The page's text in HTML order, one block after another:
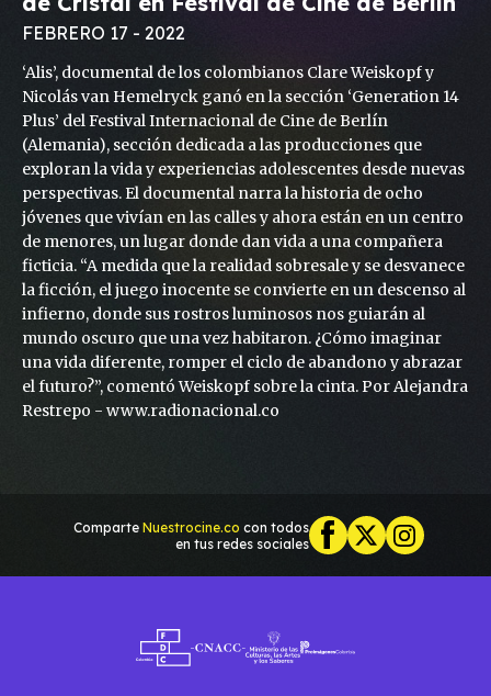
FEBRERO 17 - 2022
‘Alis’, documental de los colombianos Clare Weiskopf y
Nicolás van Hemelryck ganó en la sección ‘Generation 14
Plus’ del Festival Internacional de Cine de Berlín
(Alemania), sección dedicada a las producciones que
exploran la vida y experiencias adolescentes desde nuevas
perspectivas. El documental narra la historia de ocho
jóvenes que vivían en las calles y ahora están en un centro
de menores, un lugar donde dan vida a una compañera
ficticia. “A medida que la realidad sobresale y se desvanece
la ficción, el juego inocente se convierte en un descenso al
infierno, donde sus rostros luminosos nos guiarán al
mundo oscuro que una vez habitaron. ¿Cómo imaginar
una vida diferente, romper el ciclo de abandono y abrazar
el futuro?”, comentó Weiskopf sobre la cinta. Por Alejandra
Restrepo - www.radionacional.co
Comparte Nuestrocine.co con todos
en tus redes sociales